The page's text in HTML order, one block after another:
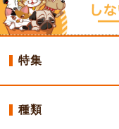
特集
種類